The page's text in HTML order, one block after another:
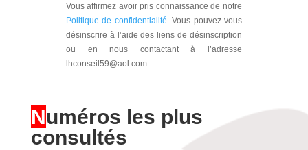
Vous affirmez avoir pris connaissance de notre
Politique de confidentialité . Vous pouvez vous
désinscrire à l’aide des liens de désinscription
ou en nous contactant à l’adresse
lhconseil59@aol.com
Numéros les plus
consultés